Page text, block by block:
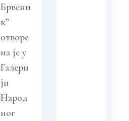
Брвени
к”
отворе
на је у
Галери
ји
Народ
ног